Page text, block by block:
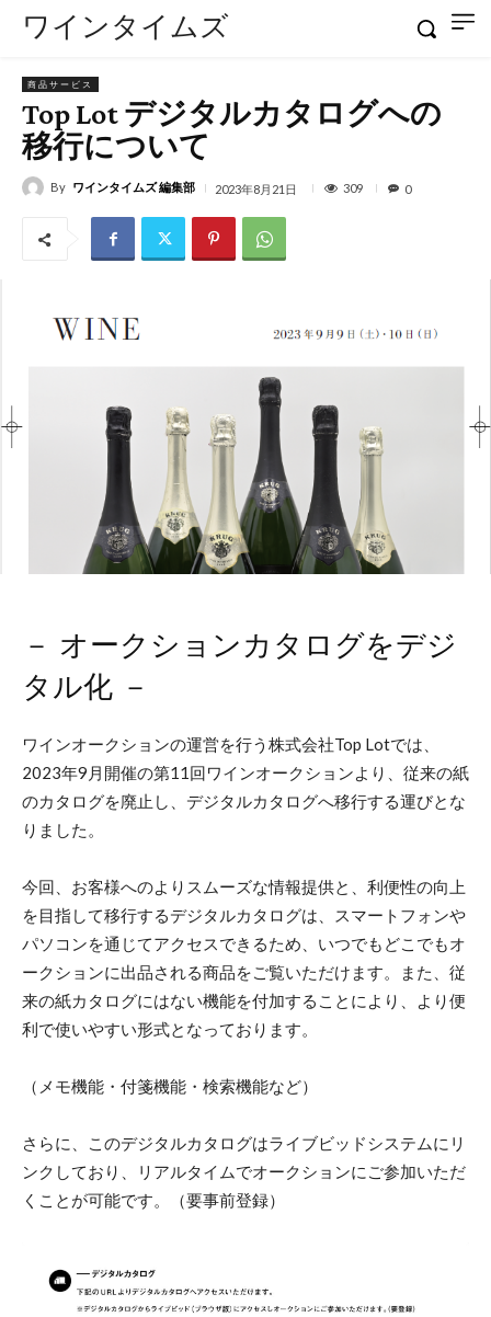
ワインタイムズ
商品サービス
Top Lot デジタルカタログへの
移行について
By ワインタイムズ 編集部 2023年8月21日 309 0
－ オークションカタログをデジ
タル化 －
ワインオークションの運営を行う株式会社Top Lotでは、
2023年9月開催の第11回ワインオークションより、従来の紙
のカタログを廃止し、デジタルカタログへ移行する運びとな
りました。
今回、お客様へのよりスムーズな情報提供と、利便性の向上
を目指して移行するデジタルカタログは、スマートフォンや
パソコンを通じてアクセスできるため、いつでもどこでもオ
ークションに出品される商品をご覧いただけます。また、従
来の紙カタログにはない機能を付加することにより、より便
利で使いやすい形式となっております。
（メモ機能・付箋機能・検索機能など）
さらに、このデジタルカタログはライブビッドシステムにリ
ンクしており、リアルタイムでオークションにご参加いただ
くことが可能です。（要事前登録）